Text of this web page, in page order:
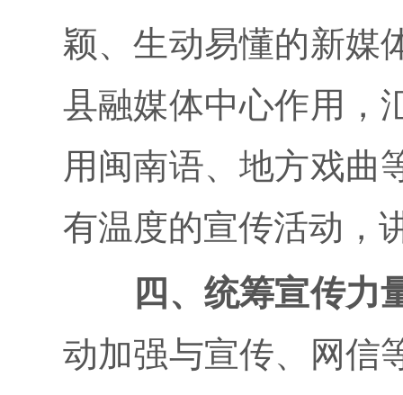
颖、生动易懂的新媒
县融媒体中心作用，
用闽南语、地方戏曲
有温度的宣传活动，
四、统筹宣传力
动加强与宣传、网信